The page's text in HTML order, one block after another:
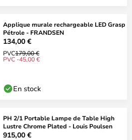
Applique murale rechargeable LED Grasp
Pétrole - FRANDSEN
134,00 €
PVC179,00 €
PVC -45,00 €
En stock
PH 2/1 Portable Lampe de Table High
Lustre Chrome Plated - Louis Poulsen
915,00 €